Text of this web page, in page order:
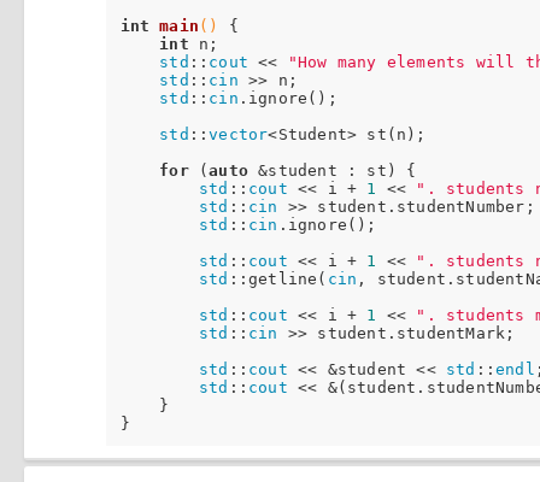
int
main ()
{
int n;
std :: cout <<
"How many elements will
std :: cin >> n;
std :: cin .ignore();
std ::vector<Student> st(n);
for (auto &student : st) {
std :: cout << i + 1 <<
". students
std :: cin
>> student.studentNumber;
std :: cin .ignore();
std :: cout << i + 1 <<
". students
std ::getline( cin ,
std :: cout << i + 1 <<
". students
std :: cin
>> student.studentMark;
std :: cout << &student << std :: endl
std :: cout <<
    }